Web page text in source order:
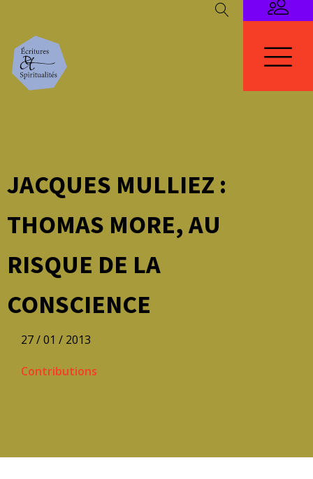
JACQUES MULLIEZ :
THOMAS MORE, AU
RISQUE DE LA
CONSCIENCE
27 / 01 / 2013
Contributions